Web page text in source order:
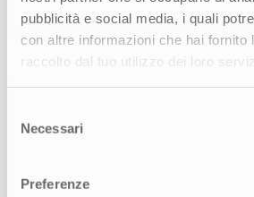
pubblicità e social media, i quali
con altre informazioni che hai fornito
raccolto dal tuo utilizzo dei loro
delNecessari
Preferenze
valorizzati, rispettati e allineati
Per questo, abbiamo voluto ri-
in cui i talenti possono
utili che richiamano la cultura
benefit messi a disposizione,
vogliono leggere.